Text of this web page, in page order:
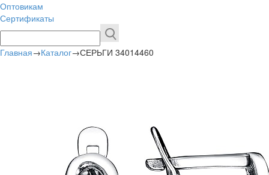
Оптовикам
Сертификаты
Главная→Каталог→СЕРЬГИ 34014460